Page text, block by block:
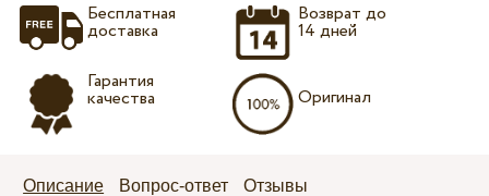
Бесплатная
доставка
Гарантия
качества
Возврат до
14 дней
Оригинал
Описание Вопрос-ответ Отзывы